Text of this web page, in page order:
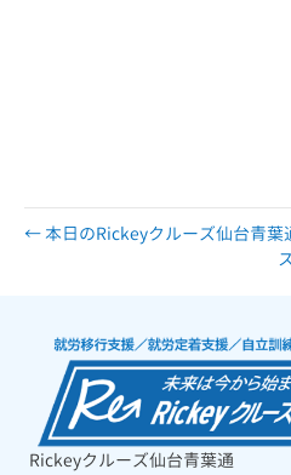
← 本日のRickeyクルーズ仙台青葉
Rickeyクルーズ仙台青葉通